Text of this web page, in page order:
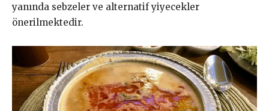
yanında sebzeler ve alternatif yiyecekler
önerilmektedir.